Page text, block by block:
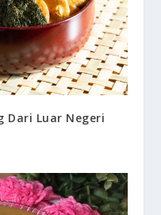
Dari Luar Negeri